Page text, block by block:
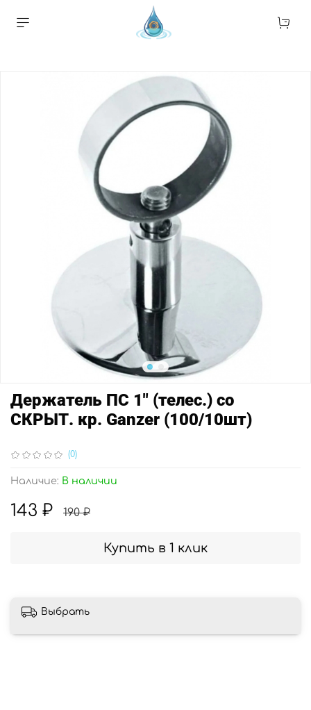
(0)
Наличие: В наличии
Держатель ПС 1" (телес.) со
СКРЫТ. кр. Ganzer (100/10шт)
143 ₽ 190 ₽
Купить в 1 клик
Выбрать